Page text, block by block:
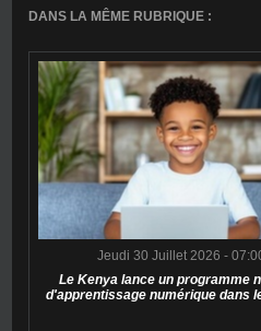
DANS LA MÊME RUBRIQUE :
Jeudi 30 Juillet 2026 -
Le Kenya lance un programme
d'apprentissage numérique dans